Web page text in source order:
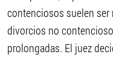
contenciosos suelen
divorcios no
prolongadas. El juez